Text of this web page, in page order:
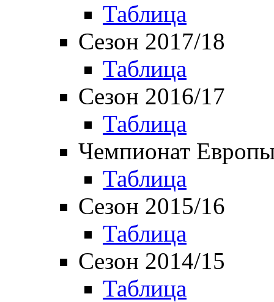
Таблица
Сезон 2017/18
Таблица
Сезон 2016/17
Таблица
Чемпионат
Таблица
Сезон 2015/16
Таблица
Сезон 2014/15
Таблица